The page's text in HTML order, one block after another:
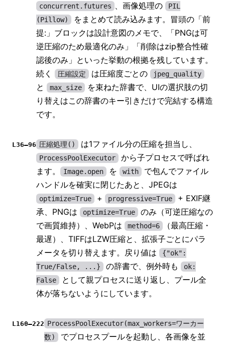
concurrent.futures 、画像処理の
PIL
(Pillow)
をまとめて読み込みます。冒頭の「前
提:」ブロックは設計意図のメモで、「PNGは可
逆圧縮のため最適化のみ」「削除はzip整合性確
認後のみ」といった挙動の根拠を残しています。
続く
圧縮設定 は圧縮度ごとの jpeg_quality
と max_size
を束ねた辞書で、UIの選択肢の切
り替えはこの辞書のキー引きだけで完結する構造
です。
L36–96 圧縮処理() は1ファイル分の圧縮を担当し、
ProcessPoolExecutor
から子プロセスで呼ばれ
ます。
Image.open を with
で包んでファイル
ハンドルを確実に閉じたあと、JPEGは
optimize=True + progressive=True
+ EXIF継
承、PNGは
optimize=True
のみ（可逆圧縮なの
で画質維持）、WebPは
method=6
（最高圧縮・
最遅）、TIFFはLZW圧縮と、拡張子ごとにパラ
メータを切り替えます。戻り値は
{"ok":
True/False, ...}
の辞書で、例外時も
ok:
False
として親プロセスに送り返し、プール全
体が落ちないようにしています。
L160–222 ProcessPoolExecutor(max_workers=ワーカー
数)
でプロセスプールを起動し、各画像を並